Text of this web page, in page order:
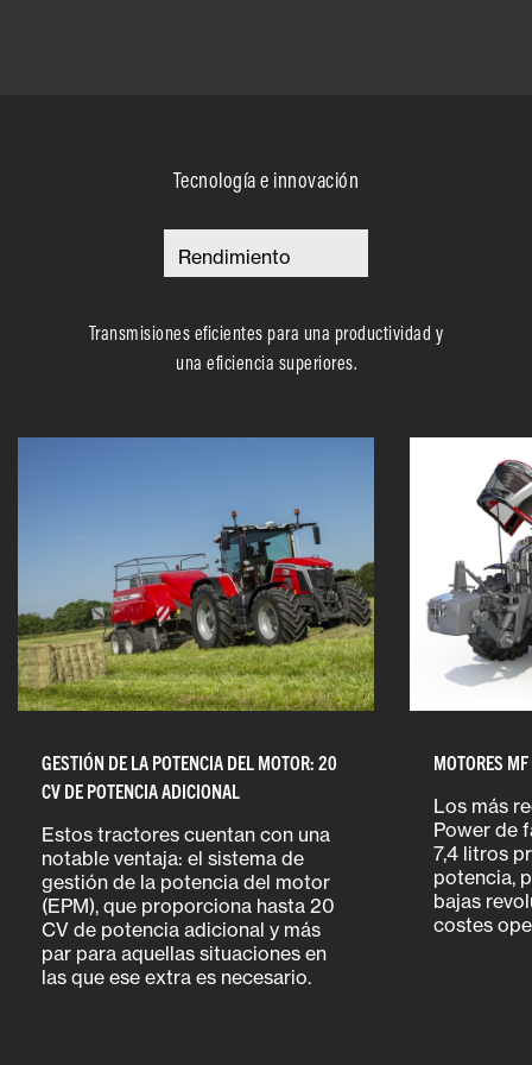
Tecnología e innovación
Transmisiones eficientes para una productividad y
una eficiencia superiores.
GESTIÓN DE LA POTENCIA DEL MOTOR: 20
CV DE POTENCIA ADICIONAL
Estos tractores cuentan con una
notable ventaja: el sistema de
gestión de la potencia del motor
(EPM), que proporciona hasta 20
CV de potencia adicional y más
par para aquellas situaciones en
las que ese extra es necesario.
MOTORES
Los más
Power de
7,4 litros
potencia,
bajas
costes